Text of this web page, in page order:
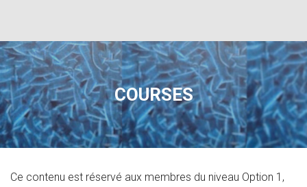
COURSES
Ce contenu est réservé aux membres du niveau Option 1,